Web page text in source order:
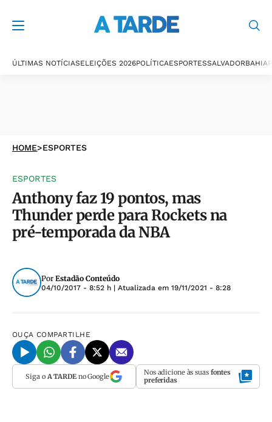
ÚLTIMAS NOTÍCIASELEIÇÕES 2026POLÍTICAESPORTESSALVADORBAHIA
HOME>ESPORTES
ESPORTES
Anthony faz 19 pontos, mas
Thunder perde para Rockets na
pré-temporada da NBA
Por Estadão Conteúdo
04/10/2017 - 8:52 h | Atualizada em 19/11/2021 - 8:28
OUÇA COMPARTILHE
Siga o A TARDEno Google Nos adicione às suas fontes
preferidas